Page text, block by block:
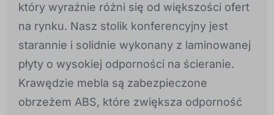
który wyraźnie różni się od większości ofert
na rynku. Nasz stolik konferencyjny jest
starannie i solidnie wykonany z laminowanej
płyty o wysokiej odporności na ścieranie.
Krawędzie mebla są zabezpieczone
obrzeżem ABS, które zwiększa odporność